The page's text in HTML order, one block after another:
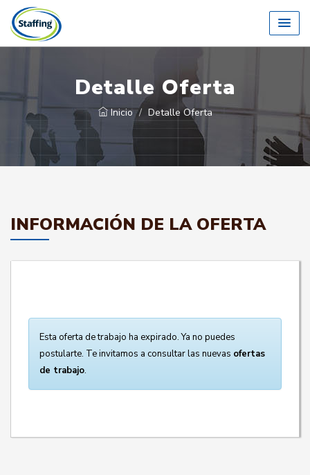
Detalle Oferta
Inicio Detalle Oferta
INFORMACIÓN DE LA OFERTA
Esta oferta de trabajo ha expirado. Ya no puedes
postularte. Te invitamos a consultar las nuevas ofertas
de trabajo.